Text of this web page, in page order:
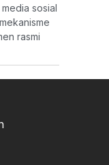
sosial
rasmi